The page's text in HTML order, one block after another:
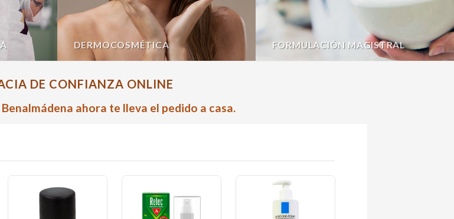
DERMOCOSMÉTICA FORMULACIÓN MAGISTRAL
DE CONFIANZA ONLINE
ahora te lleva el pedido a casa.